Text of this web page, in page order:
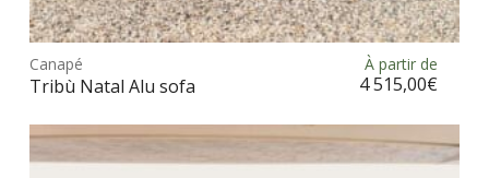
Ce
Les
Canapé
Tribù Natal Alu sofa
À partir de
4 515,00€